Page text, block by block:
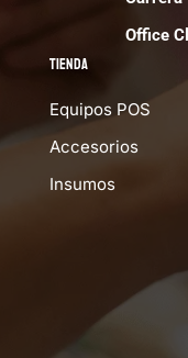
Office
Tienda
Equipos POS
Accesorios
Insumos